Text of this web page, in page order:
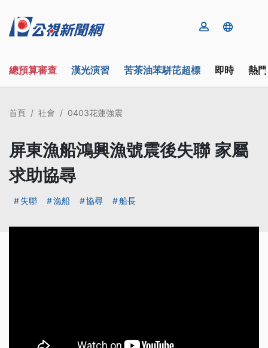
總預算審查 漢光演習 苦茶油苯駢芘超標 即時 熱
首頁 社會 0403花蓮強震
屏東漁船鴻興漁號震後失聯 家屬
求助協尋
失聯 漁船 協尋 船長